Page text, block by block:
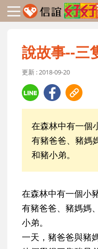
說故事--三
更新 : 2018-09-20
在森林中有一個
有豬爸爸、豬媽
和豬小弟。
在森林中有一個小
有豬爸爸、豬媽媽
小弟。
一天，豬爸爸與豬